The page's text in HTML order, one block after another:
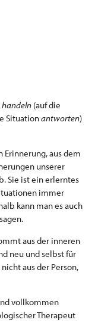
(auf die
Situationantworten)
aus dem
unserer
Sie ist ein erlerntes
immer
kann man es auch
aus der inneren
neu und selbst für
aus der Person,
vollkommen
Therapeut